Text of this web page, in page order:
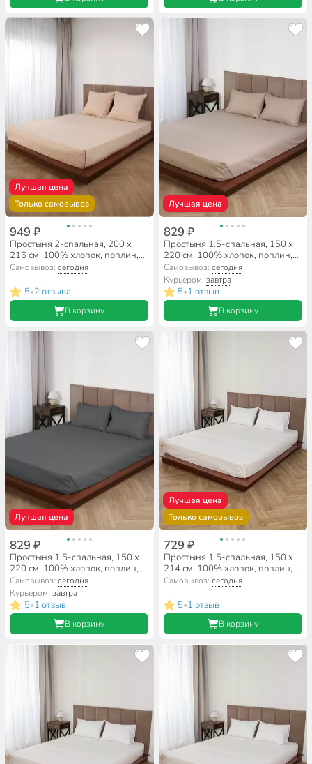
Лучшая цена
Только самовывоз
949 ₽
Простыня 2-спальная, 200 х
216 см, 100% хлопок, поплин,
Silvano, Латте
Самовывоз:сегодня
5•2 отзыва
В корзину
Лучшая цена
829 ₽
Простыня 1.5-спальная, 150 х
220 см, 100% хлопок, поплин,
110 г/м2, бежевая, Silvano,
Узбекистан
Самовывоз: сегодня
Курьером: завтра
5•1 отзыв
В корзину
Лучшая цена
829 ₽
Простыня 1.5-спальная, 150 х
220 см, 100% хлопок, поплин,
110 г/м2, темно-серая, Silvano,
Узбекистан
Самовывоз:сегодня
Курьером:завтра
5•1 отзыв
В корзину
Лучшая цена
Только самовывоз
729 ₽
Простыня 1.5-спальная, 150 х
214 см, 100% хлопок, поплин,
Silvano, Белый
Самовывоз: сегодня
5•1 отзыв
В корзину